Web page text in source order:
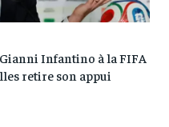
Infantino à la FIFA
retire son appui